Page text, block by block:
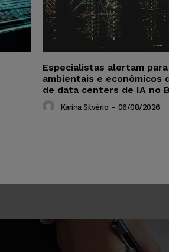
Especialistas alertam
ambientais e econômicos
de data centers de IA no
Karina Silvério - 06/08/2026